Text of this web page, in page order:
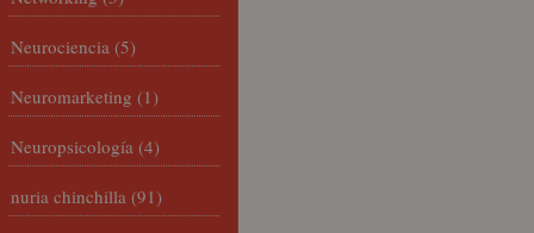
Neurociencia (5)
Neuromarketing (1)
Neuropsicología (4)
nuria chinchilla (91)